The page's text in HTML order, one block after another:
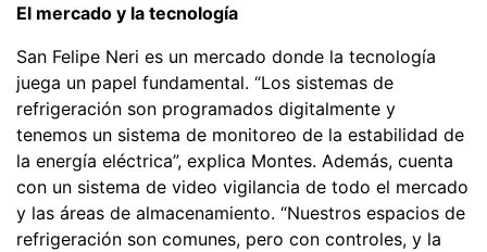
El mercado y la tecnología
San Felipe Neri es un mercado donde la tecnología
juega un papel fundamental. “Los sistemas de
refrigeración son programados digitalmente y
tenemos un sistema de monitoreo de la estabilidad de
la energía eléctrica”, explica Montes. Además, cuenta
con un sistema de video vigilancia de todo el mercado
y las áreas de almacenamiento. “Nuestros espacios de
refrigeración son comunes, pero con controles, y la